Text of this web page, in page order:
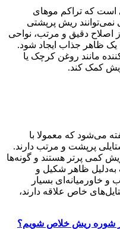
که تراکم موهای
ریش پرپشتی
اصلاح دقیق و مرتب، نواحی
ظاهر جذاب ایجاد شود.
مانند روغن کرچک یا
کمک کند.
می‌شود که معمولا با
پرپشت و مرتب دارند.
کمی پرتر هستند و گونه‌ها
به‌دلیل ظاهر شکیل و
خاورمیانه‌ای بسیار
خاص علاقه دارند،
شوره ریش خلاص شویم؟